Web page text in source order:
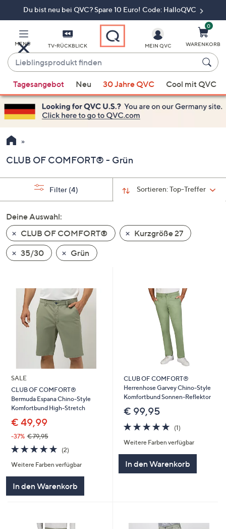
Du bist neu bei QVC? Spare 10 Euro! Code: HalloQVC
MENÜ TV-RÜCKBLICK
Lieblingsprodukt
finden
Vorschläge
verfügbar
sind,
verwenden
Sie
Pfeiltasten
nach
und
nach
unten
oder
wischen
Sie
Geräten
nach
links
diese
anzuzeigen.
MEIN QVC
0
WARENKORB
Tagesangebot Neu 30 Jahre QVC Cool mit QVC
CLUB OF COMFORT® - Grün
Sortieren:Top-Treffer
Filter (4)
Deine Auswahl:
CLUB OF COMFORT®
Kurzgröße 27
35/30
Grün
SALE
CLUB OF COMFORT®
Bermuda Espana Chino-Style
Komfortbund High-Stretch
€ 49,99
-37% € 79,95
5.0
von
5
(2)2
Weitere Farben verfügbar
In den Warenkorb
CLUB OF COMFORT®
Herrenhose Garvey Chino-Style
Komfortbund Sonnen-Reflektor
€ 99,95
5.0
von
5
(1)1
Weitere Farben verfügbar
In den Warenkorb